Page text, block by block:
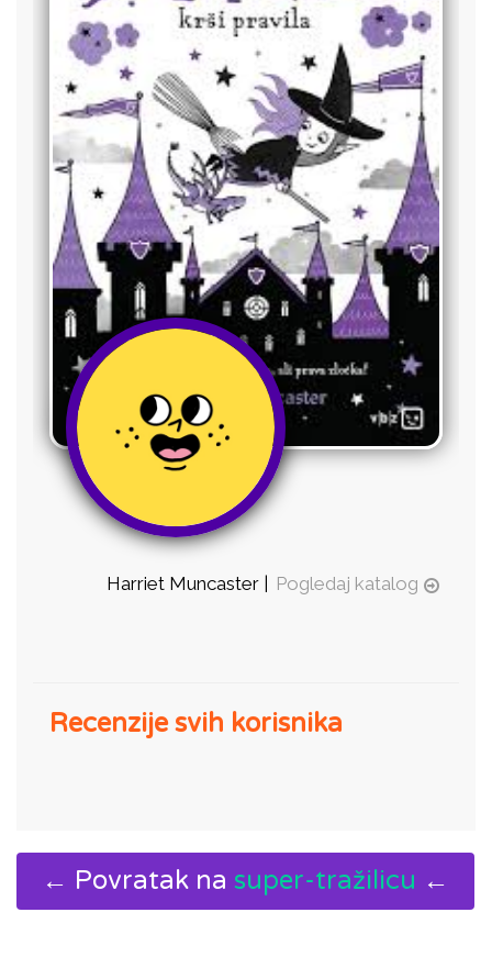
Harriet Muncaster | Pogledaj katalog
Recenzije svih korisnika
← Povratak na super-tražilicu ←